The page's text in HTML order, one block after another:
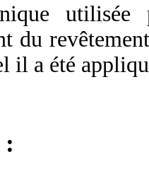
utilisée
du
il a été
: